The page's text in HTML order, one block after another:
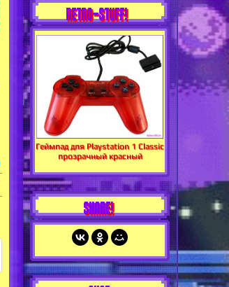
RETRO-STUFF!
Геймпад для Playstation 1 Classic
прозрачный красный
SHARE!